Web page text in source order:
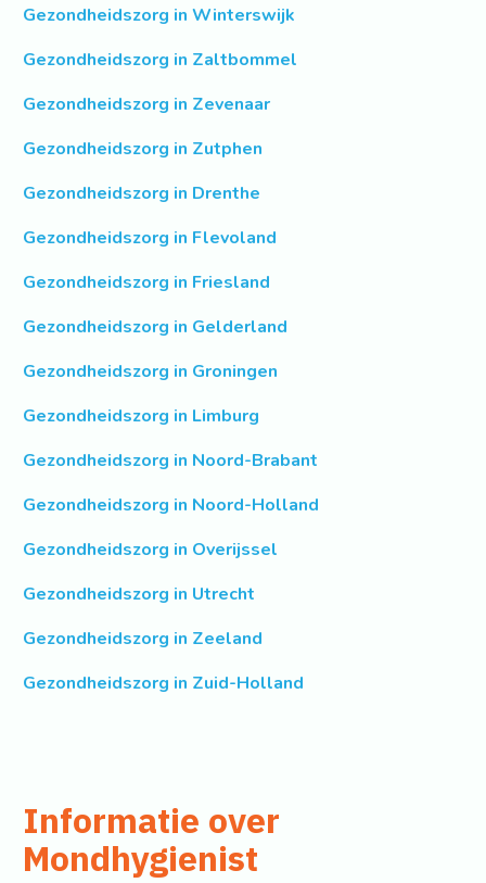
Gezondheidszorg in Winterswijk
Gezondheidszorg in Zaltbommel
Gezondheidszorg in Zevenaar
Gezondheidszorg in Zutphen
Gezondheidszorg in Drenthe
Gezondheidszorg in Flevoland
Gezondheidszorg in Friesland
Gezondheidszorg in Gelderland
Gezondheidszorg in Groningen
Gezondheidszorg in Limburg
Gezondheidszorg in Noord-Brabant
Gezondheidszorg in Noord-Holland
Gezondheidszorg in Overijssel
Gezondheidszorg in Utrecht
Gezondheidszorg in Zeeland
Gezondheidszorg in Zuid-Holland
Informatie over
Mondhygienist